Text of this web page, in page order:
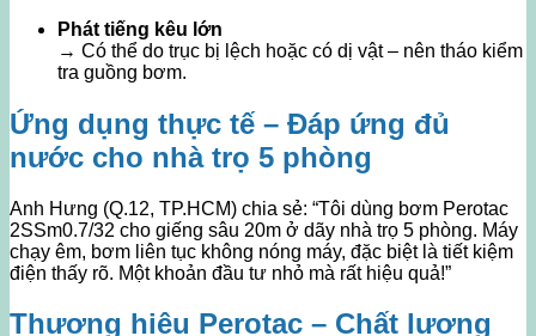
Phát tiếng kêu lớn
→ Có thể do trục bị lệch hoặc có dị vật – nên tháo kiểm
tra guồng bơm.
Ứng dụng thực tế – Đáp ứng đủ
nước cho nhà trọ 5 phòng
Anh Hưng (Q.12, TP.HCM) chia sẻ: “Tôi dùng bơm Perotac
2SSm0.7/32 cho giếng sâu 20m ở dãy nhà trọ 5 phòng. Máy
chạy êm, bơm liên tục không nóng máy, đặc biệt là tiết kiệm
điện thấy rõ. Một khoản đầu tư nhỏ mà rất hiệu quả!”
Thương hiệu Perotac – Chất lượng